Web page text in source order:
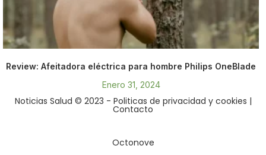
Review: Afeitadora eléctrica para hombre Philips OneBlade
Enero 31, 2024
Noticias Salud © 2023 - Politicas de privacidad y cookies |
Contacto
Octonove